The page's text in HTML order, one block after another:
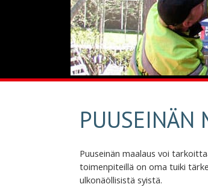
PUUSEINÄN
Puuseinän maalaus voi
toimenpiteillä on oma tuiki
ulkonäöllisistä syistä.